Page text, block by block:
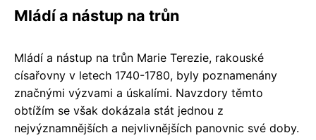
Mládí a nástup na trůn
Mládí a nástup na trůn Marie Terezie, rakouské
císařovny v letech 1740-1780, byly poznamenány
značnými výzvami a úskalími. Navzdory těmto
obtížím se však dokázala stát jednou z
nejvýznamnějších a nejvlivnějších panovnic své doby.